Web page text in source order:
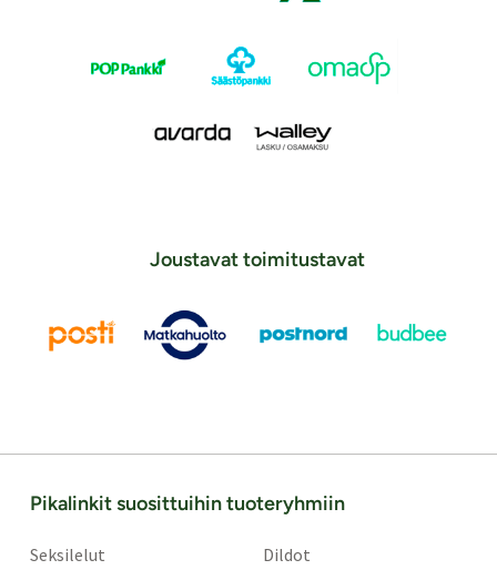
Joustavat toimitustavat
Pikalinkit suosittuihin tuoteryhmiin
Seksilelut
Dildot